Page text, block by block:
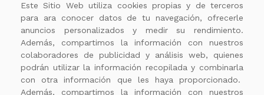
Este Sitio Web utiliza cookies propias y de terceros
para ara conocer datos de tu navegación, ofrecerle
anuncios personalizados y medir su rendimiento.
Además, compartimos la información con nuestros
colaboradores de publicidad y análisis web, quienes
podrán utilizar la información recopilada y combinarla
con otra información que les haya proporcionado.
Además, compartimos la información con nuestros